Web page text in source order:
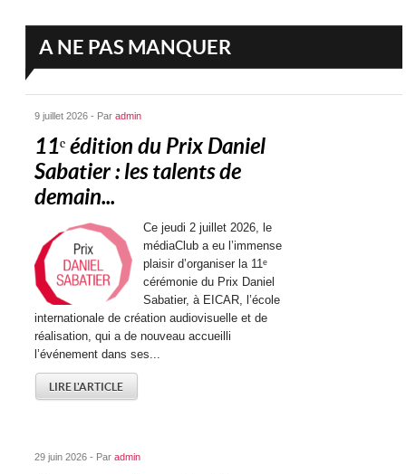
A NE PAS MANQUER
9 juillet 2026 - Paradmin
11ᵉ édition du Prix Daniel
Sabatier : les talents de
demain...
Ce jeudi 2 juillet 2026, le
médiaClub a eu l’immense
plaisir d’organiser la 11ᵉ
cérémonie du Prix Daniel
Sabatier, à EICAR, l’école
internationale de création audiovisuelle et de
réalisation, qui a de nouveau accueilli
l’événement dans ses...
LIRE L'ARTICLE
29 juin 2026 - Paradmin